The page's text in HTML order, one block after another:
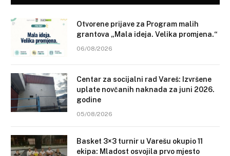
Otvorene prijave za Program malih
grantova „Mala ideja. Velika promjena.“
06/08/2026
Centar za socijalni rad Vareš: Izvršene
uplate novčanih naknada za juni 2026.
godine
05/08/2026
Basket 3×3 turnir u Varešu okupio 11
ekipa: Mladost osvojila prvo mjesto